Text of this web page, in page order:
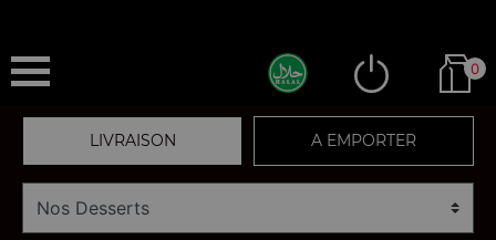
0
LIVRAISON A EMPORTER